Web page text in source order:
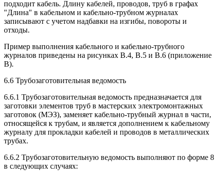
подходит кабель. Длину кабелей, проводов, труб в графах
"Длина" в кабельном и кабельно-трубном журналах
записывают с учетом надбавки на изгибы, повороты и
отходы.
Пример выполнения кабельного и кабельно-трубного
журналов приведены на рисунках В.4, В.5 и В.6 (приложение
В).
6.6 Трубозаготовительная ведомость
6.6.1 Трубозаготовительная ведомость предназначается для
заготовки элементов труб в мастерских электромонтажных
заготовок (МЭЗ), заменяет кабельно-трубный журнал в части,
относящейся к трубам, и является дополнением к кабельному
журналу для прокладки кабелей и проводов в металлических
трубах.
6.6.2 Трубозаготовительную ведомость выполняют по форме 8
в следующих случаях: